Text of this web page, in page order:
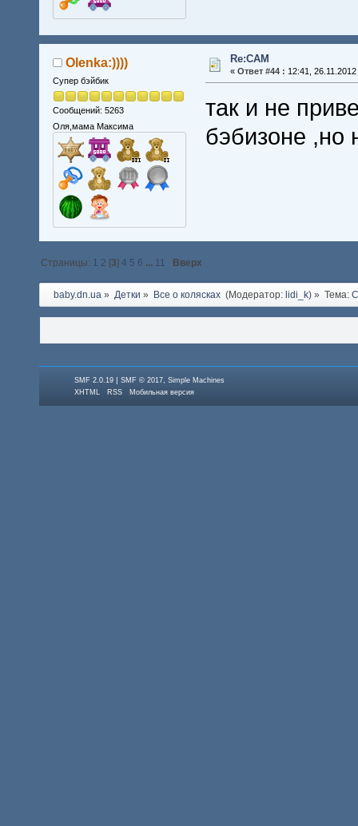
Olenka:))))
Супер бэйбик
Сообщений: 5263
Оля,мама Максима
Re:CAM
« Ответ #44 : 12:41, 26.11.2012
так и не
бэбизоне ,но
Страницы: 1 2 [3] 4 5 6 ... 11 Вверх
baby.dn.ua» Детки » Все о колясках (Модератор: lidi_k) » Тема:
SMF 2.0.19 |SMF © 2017 ,Simple Machines
XHTML
RSS Мобильная версия